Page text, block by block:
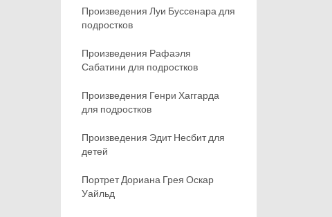
Произведения Луи Буссенара для
подростков
Произведения Рафаэля
Сабатини для подростков
Произведения Генри Хаггарда
для подростков
Произведения Эдит Несбит для
детей
Портрет Дориана Грея Оскар
Уайльд